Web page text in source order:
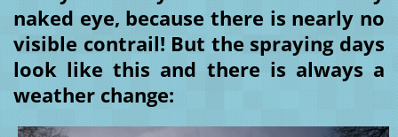
naked eye, because there is nearly no
visible contrail! But the spraying days
look like this and there is always a
weather change: